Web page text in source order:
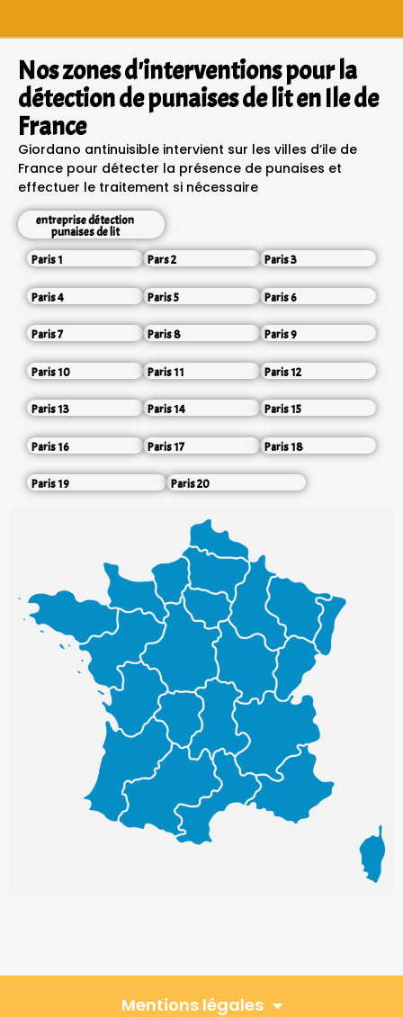
Nos zones d'interventions pour la
détection de punaises de lit en Ile de
France
Giordano antinuisible intervient sur les villes d’ile de
France pour détecter la présence de punaises et
effectuer le traitement si nécessaire
entreprise détection
punaises de lit
Paris 1
Pars 2 Paris 3
Paris 4 Paris 5 Paris 6
Paris 7 Paris 8 Paris 9
Paris 10 Paris 11 Paris 12
Paris 13 Paris 14 Paris 15
Paris 16 Paris 17 Paris 18
Paris 19 Paris 20
Mentions légales